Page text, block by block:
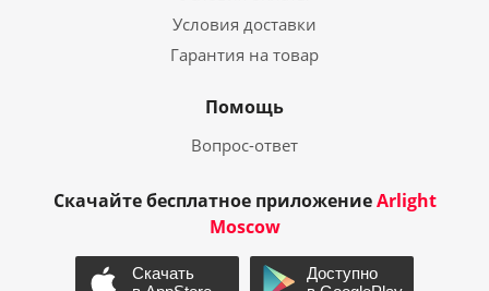
Условия доставки
Гарантия на товар
Помощь
Вопрос-ответ
Скачайте бесплатное приложениеArlight
Moscow